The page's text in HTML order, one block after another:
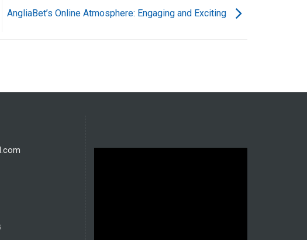
AngliaBet’s Online Atmosphere: Engaging and Exciting